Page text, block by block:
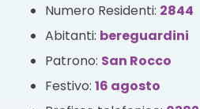
Numero Residenti: 2844
Abitanti: bereguardini
Patrono: San Rocco
Festivo: 16 agosto